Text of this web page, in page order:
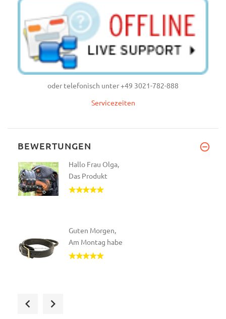
oder telefonisch unter +49 3021-782-888
Servicezeiten
BEWERTUNGEN
Hallo Frau Olga,
Das Produkt
Guten Morgen,
Am Montag habe